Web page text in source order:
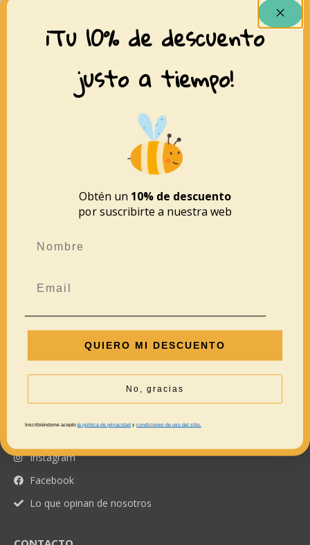
MÁS INFORMACIÓN
Devoluciones y reembolsos
REDES SOCIALES
Instagram
Facebook
Lo que opinan de nosotros
¡Tu 10% de descuento
justo a tiempo!
Obtén un 10% de descuento
por suscribirte a nuestra web
QUIERO MI DESCUENTO
No, gracias
Inscribiéndome acepto la política de privacidad ycondiciones de uso del sitio.